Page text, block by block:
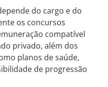
do cargo e do
os concursos
compatível
privado, além dos
planos de saúde,
de progressão